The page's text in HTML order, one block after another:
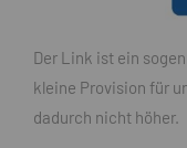
Der Link ist ein
kleine Provision für
dadurch nicht höher.